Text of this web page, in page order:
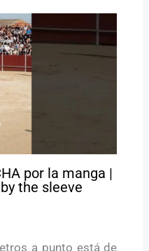
por la manga |
the sleeve
a punto está de